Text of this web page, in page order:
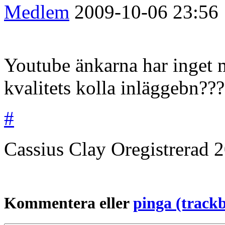
Medlem 2009-10-06 23:56
Youtube änkarna har inget
kvalitets kolla
#
Cassius Clay Oregistrerad
Kommentera ellerpinga